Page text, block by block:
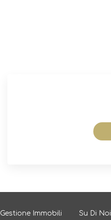
Gestione Immobili Su Di Noi